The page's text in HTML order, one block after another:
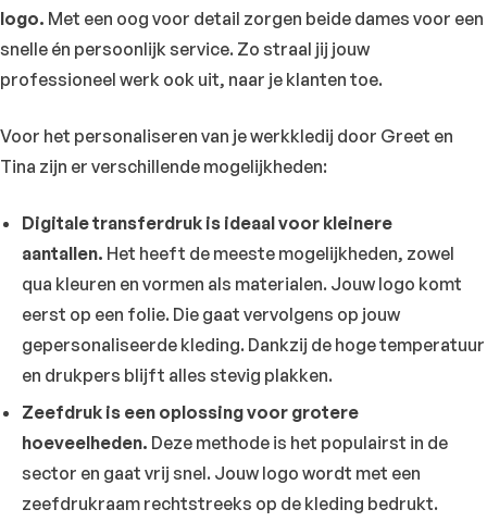
logo. Met een oog voor detail zorgen beide dames voor een
snelle én persoonlijk service. Zo straal jij jouw
professioneel werk ook uit, naar je klanten toe.
Voor het personaliseren van je werkkledij door Greet en
Tina zijn er verschillende mogelijkheden:
Digitale transferdruk is ideaal voor kleinere
aantallen. Het heeft de meeste mogelijkheden, zowel
qua kleuren en vormen als materialen. Jouw logo komt
eerst op een folie. Die gaat vervolgens op jouw
gepersonaliseerde kleding. Dankzij de hoge temperatuur
en drukpers blijft alles stevig plakken.
Zeefdruk is een oplossing voor grotere
hoeveelheden. Deze methode is het populairst in de
sector en gaat vrij snel. Jouw logo wordt met een
zeefdrukraam rechtstreeks op de kleding bedrukt.